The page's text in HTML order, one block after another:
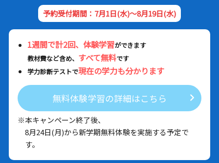
予約受付期間：7月1日(水)～8月19日(水)
1週間で計2回、体験学習ができます
教材費など含め、 すべて無料です
学力診断テストで現在の学力も分かります
無料体験学習の詳細はこちら
※本キャンペーン終了後、
8月24日(月)から新学期無料体験を実施する予定で
す。